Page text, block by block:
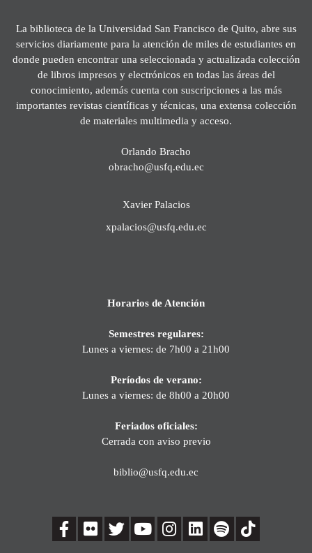
La biblioteca de la Universidad San Francisco de Quito, abre sus
servicios diariamente para la atención de miles de estudiantes en
donde pueden encontrar una seleccionada y actualizada colección
de libros impresos y electrónicos en todas las áreas del
conocimiento, además cuenta con suscripciones a las más
importantes revistas científicas y técnicas, una extensa colección
de materiales multimedia y acceso.
Orlando Bracho
obracho@usfq.edu.ec
Xavier Palacios
xpalacios@usfq.edu.ec
Horarios de Atención
Semestres regulares:
Lunes a viernes: de 7h00 a 21h00
Períodos de verano:
Lunes a viernes: de 8h00 a 20h00
Feriados oficiales:
Cerrada con aviso previo
biblio@usfq.edu.ec